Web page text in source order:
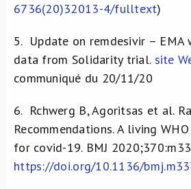
6736(20)32013-4/fulltext)
5. Update on remdesivir –
data from Solidarity trial. site
communiqué du 20/11/20
6. Rchwerg B, Agoritsas et al.
Recommendations. A living
for covid-19. BMJ
https://doi.org/10.1136/